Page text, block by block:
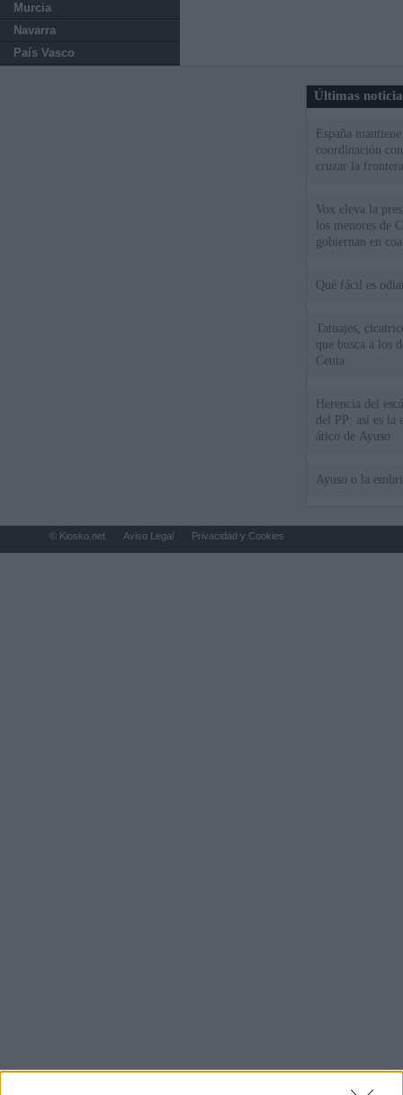
Murcia
Navarra
País Vasco
Últimas
España
coordinación
cruzar la
Vox eleva la
los menores de
gobiernan en
Qué fácil es
Tatuajes,
que busca a los
Ceuta
Herencia del
del PP: así es la
ático de Ayuso
Ayuso o la
© Kiosko.net Aviso Legal Privacidad y Cookies